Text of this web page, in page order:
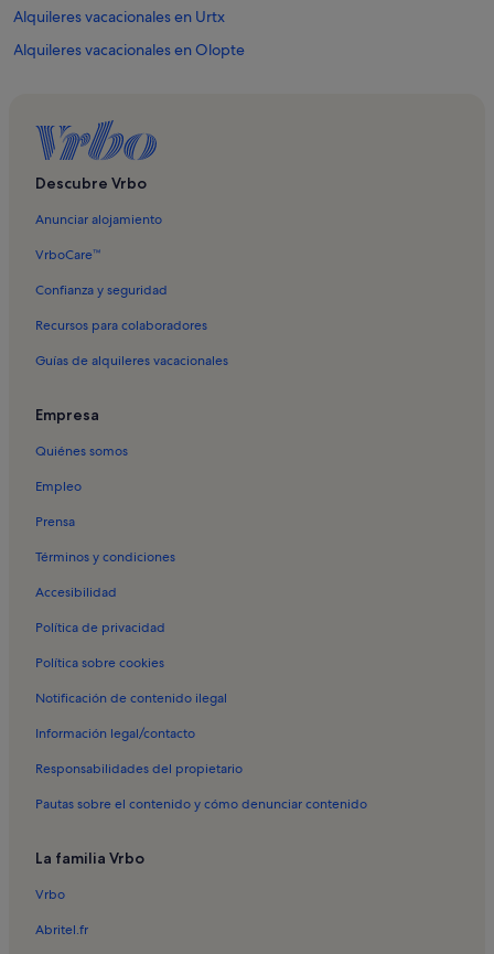
Alquileres vacacionales en Urtx
Alquileres vacacionales en Olopte
Alquileres vacacionales en Cerdaña
Alquileres vacacionales en All
Alquileres vacacionales en Alp
Alquileres vacacionales en Estación de esquí de La Masella
Alquileres vacacionales en Estación de esquí Masella JET
Alquileres vacacionales en Estación de esquí Masella TGV
Alquileres vacacionales en Ger
Alquileres vacacionales en Isòvol
Alquileres vacacionales en La Molina
Alquileres vacacionales en Llívia
Alquileres vacacionales en Museo Municipal de Llívia
Alquileres vacacionales en Prats i Sansor
Alquileres vacacionales en Plaza de Santa María
Alquileres vacacionales en Saga
Descubre Vrbo
Anunciar alojamiento
VrboCare™
Confianza y seguridad
Recursos para colaboradores
Guías de alquileres vacacionales
Empresa
Quiénes somos
Empleo
Prensa
Términos y condiciones
Accesibilidad
Política de privacidad
Política sobre cookies
Notificación de contenido ilegal
Información legal/contacto
Responsabilidades del propietario
Pautas sobre el contenido y cómo denunciar contenido
La familia Vrbo
Vrbo
Abritel.fr